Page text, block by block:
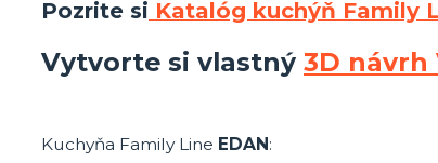
Pozrite si Katalóg kuchýň Family
Vytvorte si vlastný 3D návrh
Kuchyňa Family Line EDAN: